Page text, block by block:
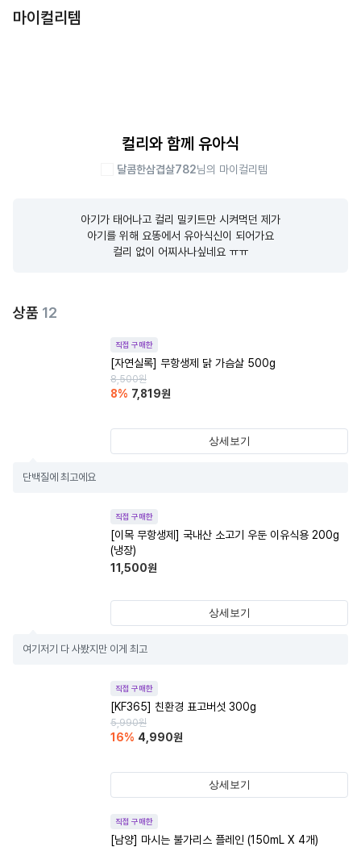
마이컬리템
컬리와 함께 유아식
달콤한삼겹살782님의 마이컬리템
아기가 태어나고 컬리 밀키트만 시켜먹던 제가
아기를 위해 요똥에서 유아식신이 되어가요
컬리 없이 어찌사나싶네요 ㅠㅠ
상품 12
직접 구매한
[자연실록] 무항생제 닭 가슴살 500g
8,500원
8% 7,819원
상세보기
단백질에 최고에요
직접 구매한
[이목 무항생제] 국내산 소고기 우둔 이유식용 200g
(냉장)
11,500원
상세보기
여기저기 다 사봤지만 이게 최고
직접 구매한
[KF365] 친환경 표고버섯 300g
5,990원
16% 4,990원
상세보기
직접 구매한
[남양] 마시는 불가리스 플레인 (150mL X 4개)